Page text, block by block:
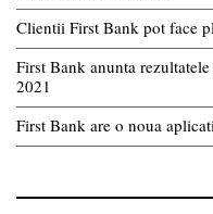
Clientii First Bank pot face
First Bank anunta
2021
First Bank are o noua